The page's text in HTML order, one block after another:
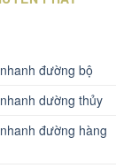
đường bộ
dường thủy
đường hàng